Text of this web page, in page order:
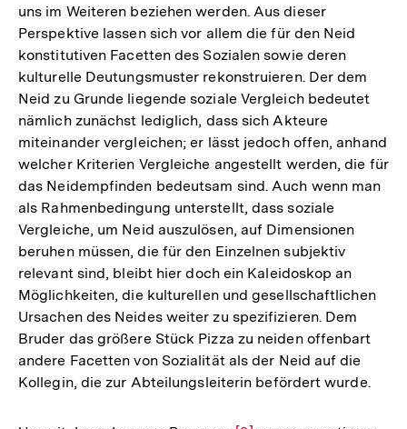
der
Fußnote
uns im Weiteren beziehen werden. Aus dieser
Perspektive lassen sich vor allem die für den Neid
konstitutiven Facetten des Sozialen sowie deren
kulturelle Deutungsmuster rekonstruieren. Der dem
Neid zu Grunde liegende soziale Vergleich bedeutet
nämlich zunächst lediglich, dass sich Akteure
miteinander vergleichen; er lässt jedoch offen, anhand
welcher Kriterien Vergleiche angestellt werden, die für
das Neidempfinden bedeutsam sind. Auch wenn man
als Rahmenbedingung unterstellt, dass soziale
Vergleiche, um Neid auszulösen, auf Dimensionen
beruhen müssen, die für den Einzelnen subjektiv
relevant sind, bleibt hier doch ein Kaleidoskop an
Möglichkeiten, die kulturellen und gesellschaftlichen
Ursachen des Neides weiter zu spezifizieren. Dem
Bruder das größere Stück Pizza zu neiden offenbart
andere Facetten von Sozialität als der Neid auf die
Kollegin, die zur Abteilungsleiterin befördert wurde.